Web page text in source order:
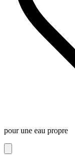
pour une eau propre